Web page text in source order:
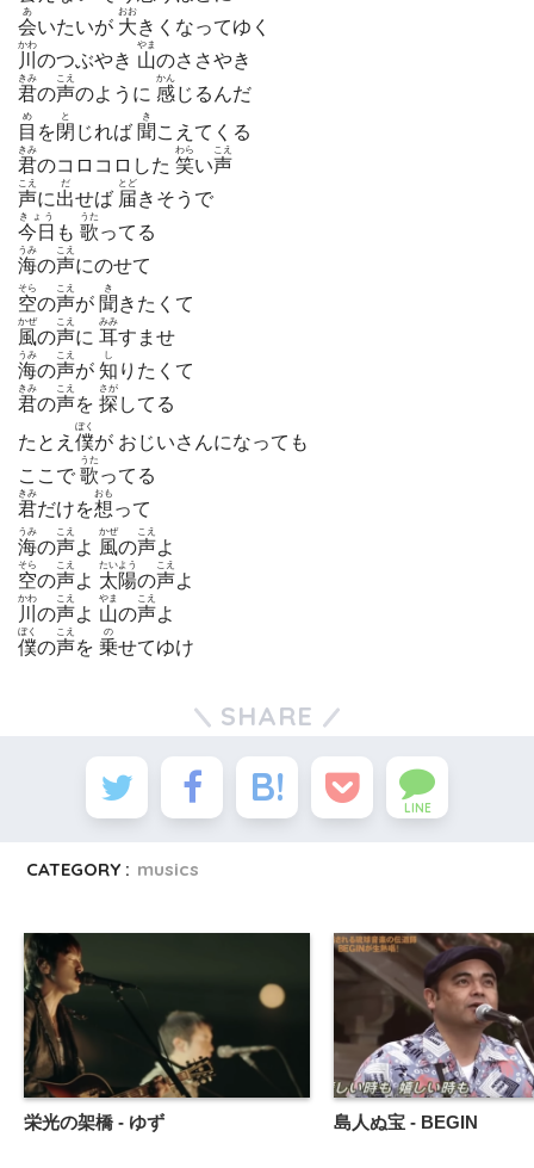
会
あ
いたいが 大
おお
きくなってゆく
川
かわ
のつぶやき 山
やま
のささやき
君
きみ
の声
こえ
のように 感
かん
じるんだ
目
め
を閉
と
じれば 聞
き
こえてくる
君
きみ
のコロコロした 笑
わら
い声
こえ
声
こえ
に出
だ
せば 届
とど
きそうで
今日
きょう
も 歌
うた
ってる
海
うみ
の声
こえ
にのせて
空
そら
の声
こえ
が 聞
き
きたくて
風
かぜ
の声
こえ
に 耳
みみ
すませ
海
うみ
の声
こえ
が 知
し
りたくて
君
きみ
の声
こえ
を 探
さが
してる
たとえ 僕
ぼく
が おじいさんになっても
ここで 歌
うた
ってる
君
きみ
だけを想
おも
って
海
うみ
の声
こえ
よ 風
かぜ
の声
こえ
よ
空
そら
の声
こえ
よ 太陽
たいよう
の声
こえ
よ
川
かわ
の声
こえ
よ 山
やま
の声
こえ
よ
僕
ぼく
の声
こえ
を 乗
の
せてゆけ
SHARE
LINE
CATEGORY : musics
栄光の架橋 - ゆず 島人ぬ宝 - BEGIN